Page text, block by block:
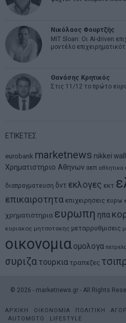
Νικόλαος Φουρτζής
MIT Sloan: Οι AI-driven
μοντέλο
Θανάσης Κρητικός
Στις 11/12 το πρώτο
ΕΤΙΚΕΤΕΣ
eurobank marketnews nikkei wall
Χρηματιστηριο Αθηνων αεπ αθλητικα
διαπραγματευση δντ εκλογες εκτ
επικαιροτητα επιχειρησεις ευρω
χρηματιστηρια ευρωπη ηπα
κυριακος μητσοτακης μεταρρυθμισεις
οικονομια ομολογα
συριζα τουρκια τραπεζες
© 2026 - marketnews.gr - All Rights
ΑΡΧΙΚΗ ΟΙΚΟΝΟΜΙΑ ΠΟΛΙΤΙΚΗ
AUTOMOTO
LIFESTYLE